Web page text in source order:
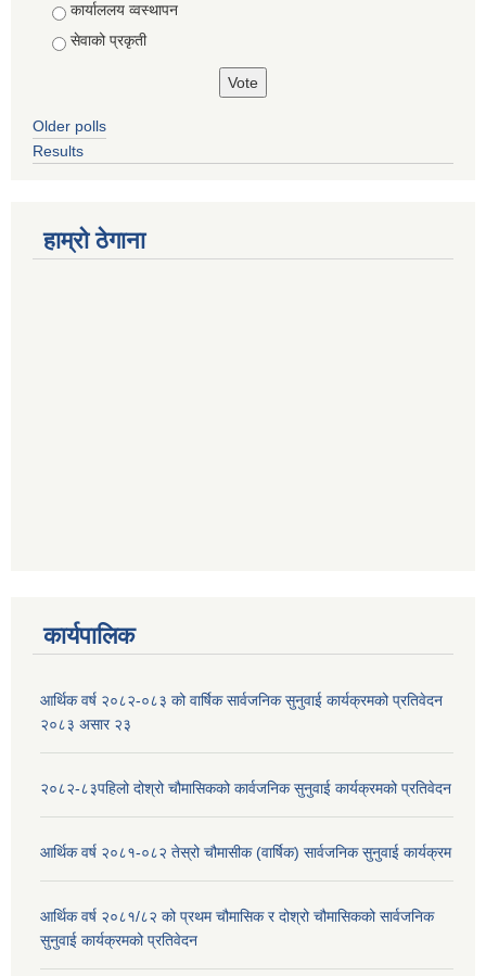
कार्याललय व्वस्थापन
सेवाको प्रकृती
Older polls
Results
हाम्राे ठेगाना
कार्यपालिक
आर्थिक वर्ष २०८२-०८३ को वार्षिक सार्वजनिक सुनुवाई कार्यक्रमको प्रतिवेदन
२०८३ असार २३
२०८२-८३पहिलो दोश्रो चौमासिकको कार्वजनिक सुनुवाई कार्यक्रमको प्रतिवेदन
आर्थिक वर्ष २०८१-०८२ तेस्रो चौमासीक (वार्षिक) सार्वजनिक सुनुवाई कार्यक्रम
आर्थिक वर्ष २०८१/८२ को प्रथम चौमासिक र दोश्रो चौमासिकको सार्वजनिक
सुनुवाई कार्यक्रमको प्रतिवेदन